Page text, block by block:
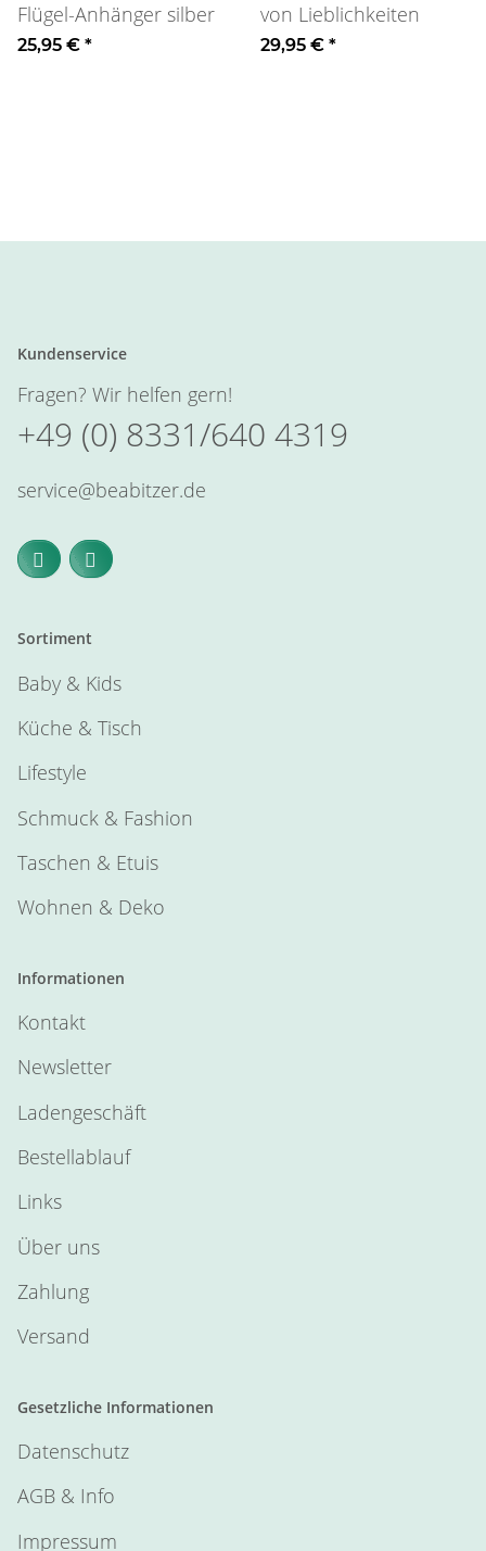
Flügel-Anhänger silber
25,95 € *
von Lieblichkeiten
29,95 € *
Kundenservice
Fragen? Wir helfen gern!
+49 (0) 8331/640 4319
service@beabitzer.de
Sortiment
Baby & Kids
Küche & Tisch
Lifestyle
Schmuck & Fashion
Taschen & Etuis
Wohnen & Deko
Informationen
Kontakt
Newsletter
Ladengeschäft
Bestellablauf
Links
Über uns
Zahlung
Versand
Gesetzliche Informationen
Datenschutz
AGB & Info
Impressum